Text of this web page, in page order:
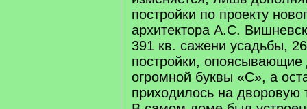
постройки по проекту
архитектора А.С.
391 кв. сажени усадьбы,
постройки,
огромной буквы «С», а
приходилось на дворовую